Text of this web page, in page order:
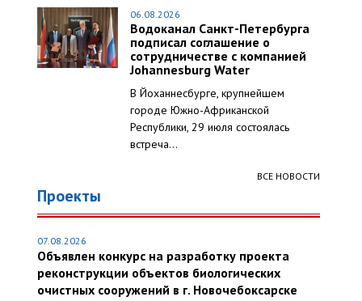
06.08.2026
Водоканал Санкт-Петербурга
подписал соглашение о
сотрудничестве с компанией
Johannesburg Water
В Йоханнесбурге, крупнейшем
городе Южно-Африканской
Республики, 29 июля состоялась
встреча...
ВСЕ НОВОСТИ
Проекты
07.08.2026
Объявлен конкурс на разработку проекта
реконструкции объектов биологических
очистных сооружений в г. Новочебоксарске